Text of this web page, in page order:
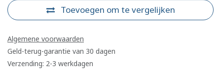
Toevoegen om te vergelijken
Algemene voorwaarden
Geld-terug-garantie van 30 dagen
Verzending: 2-3 werkdagen